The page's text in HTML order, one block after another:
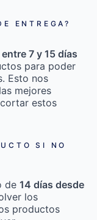
ENTREGA?
entre 7 y 15 días
para poder
Esto nos
mejores
estos
SI NO
de 14 días desde
los
productos